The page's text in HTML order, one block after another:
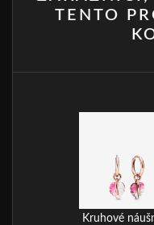
TENTO
Kruhové